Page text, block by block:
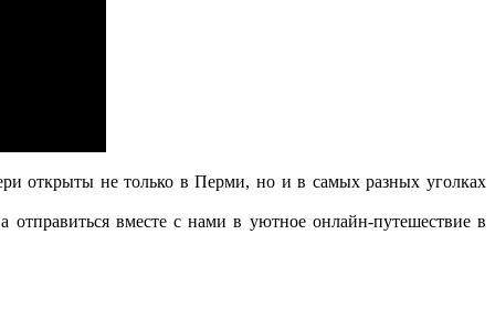
открыты не только в Перми, но и в самых разных уголках
вместе с нами в уютное онлайн-путешествие в